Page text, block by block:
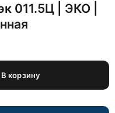
011.5Ц | ЭКО |
В корзину